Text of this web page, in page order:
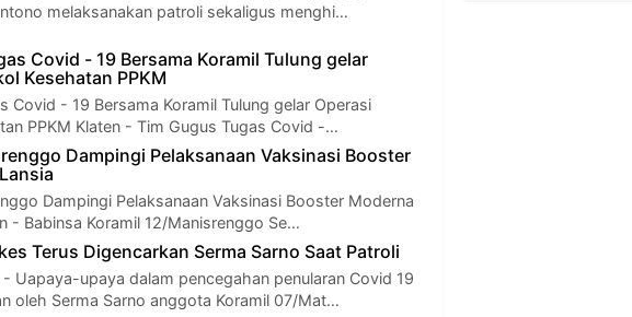
melaksanakan patroli sekaligus menghi…
Covid - 19 Bersama Koramil Tulung gelar
Kesehatan PPKM
Covid - 19 Bersama Koramil Tulung gelar Operasi
PPKM Klaten - Tim Gugus Tugas Covid -…
Dampingi Pelaksanaan Vaksinasi Booster
Dampingi Pelaksanaan Vaksinasi Booster Moderna
- Babinsa Koramil 12/Manisrenggo Se…
Terus Digencarkan Serma Sarno Saat Patroli
- Uapaya-upaya dalam pencegahan penularan Covid 19
oleh Serma Sarno anggota Koramil 07/Mat…